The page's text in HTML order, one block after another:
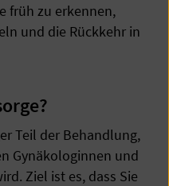
früh zu erkennen,
und die Rückkehr in
Teil der Behandlung,
Gynäkologinnen und
Ziel ist es, dass Sie